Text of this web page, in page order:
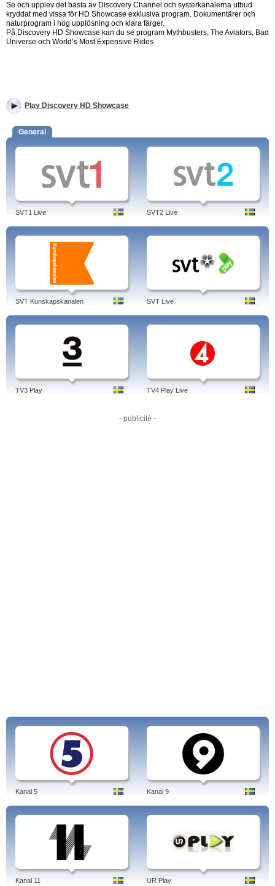
Se och upplev det bästa av Discovery Channel och systerkanalerna utbud
kryddat med vissa för HD Showcase exklusiva program. Dokumentärer och
naturprogram i hög upplösning och klara färger.
På Discovery HD Showcase kan du se program Mythbusters, The Aviators, Bad
Universe och World’s Most Expensive Rides.
Play Discovery HD Showcase
General
SVT1 Live SVT2 Live
SVT Kunskapskanalen SVT Live
TV3 Play TV4 Play Live
- publicité -
Kanal 5 Kanal 9
Kanal 11 UR Play